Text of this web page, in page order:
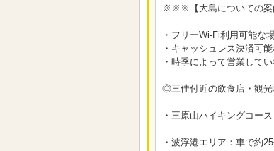
※※※【大島についての
・フリーWi-Fi利用可能な
・キャッシュレス決済可
・時季によって営業して
◎三佳付近の飲食店・観光
・三原山ハイキングコー
・波浮港エリア：車で約